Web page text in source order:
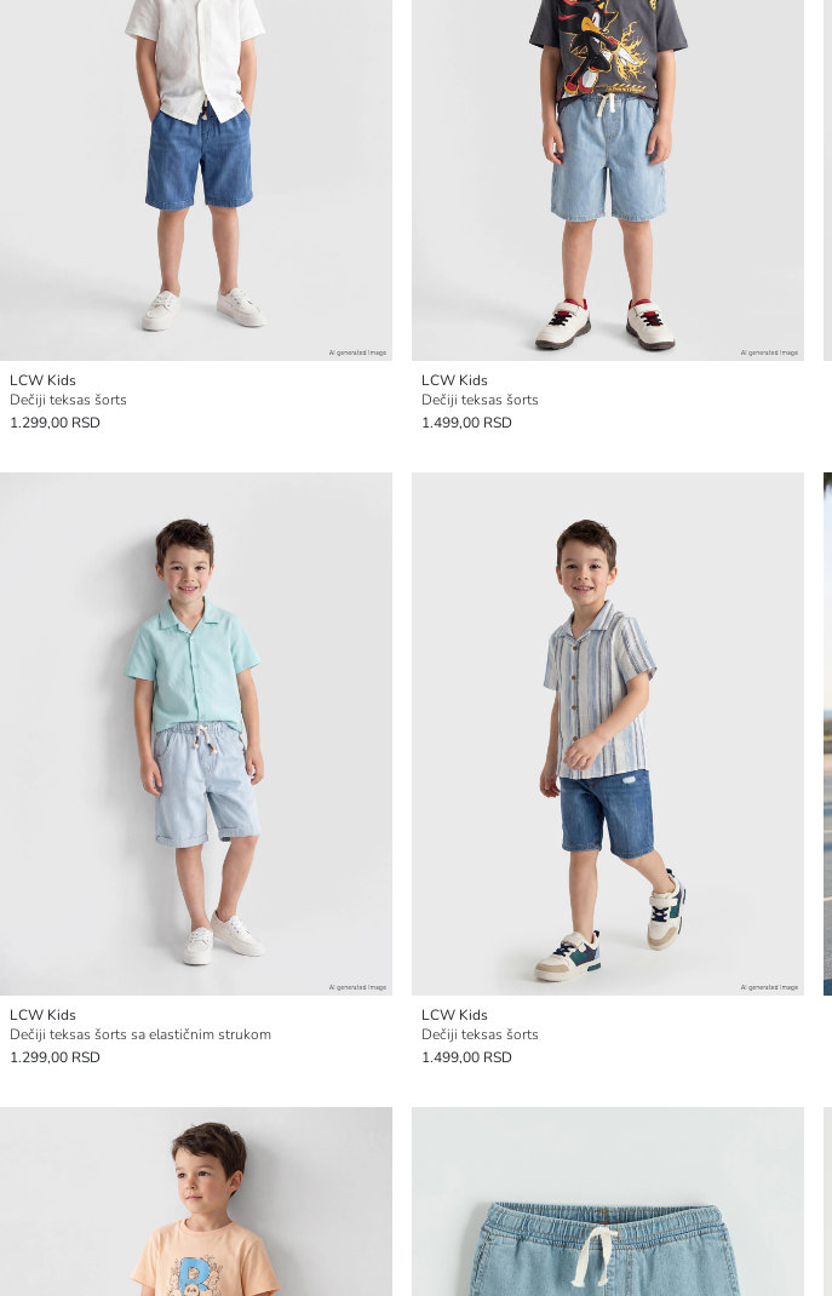
LCW Kids
Dečiji teksas šorts
1.299,00 RSD
LCW Kids
Dečiji teksas šorts
1.499,00 RSD
LCW Kids
Dečiji teksas šorts sa elastičnim strukom
1.299,00 RSD
LCW Kids
Dečiji teksas šorts
1.499,00 RSD